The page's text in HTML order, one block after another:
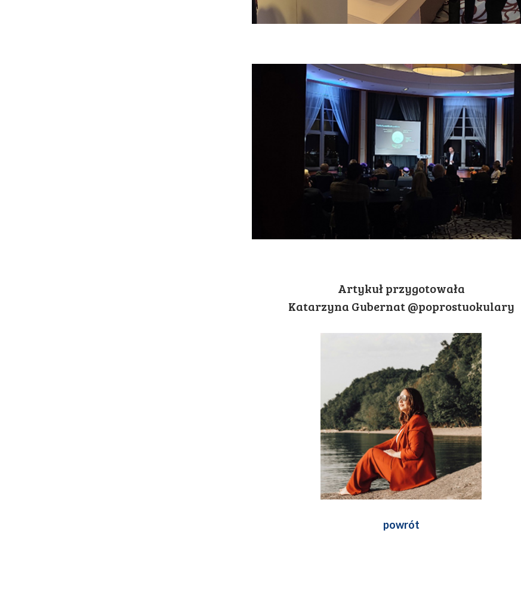
Artykuł przygotowała
Katarzyna Gubernat @poprostuokulary
powrót